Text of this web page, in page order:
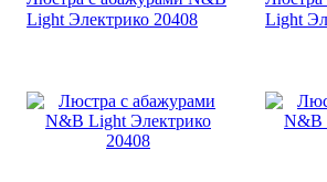
Light Электрико 20408
Light